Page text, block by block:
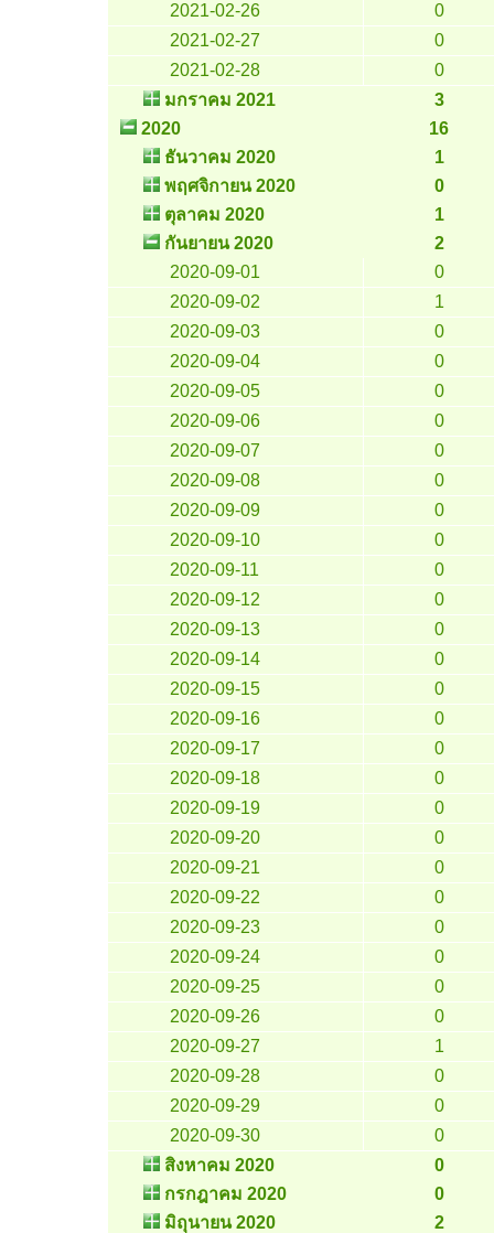
2021-02-26
0
2021-02-27
0
2021-02-28
0
มกราคม 2021
3
2020
16
ธันวาคม 2020
1
พฤศจิกายน 2020
0
ตุลาคม 2020
1
กันยายน 2020
2
2020-09-01
0
2020-09-02
1
2020-09-03
0
2020-09-04
0
2020-09-05
0
2020-09-06
0
2020-09-07
0
2020-09-08
0
2020-09-09
0
2020-09-10
0
2020-09-11
0
2020-09-12
0
2020-09-13
0
2020-09-14
0
2020-09-15
0
2020-09-16
0
2020-09-17
0
2020-09-18
0
2020-09-19
0
2020-09-20
0
2020-09-21
0
2020-09-22
0
2020-09-23
0
2020-09-24
0
2020-09-25
0
2020-09-26
0
2020-09-27
1
2020-09-28
0
2020-09-29
0
2020-09-30
0
สิงหาคม 2020
0
กรกฎาคม 2020
0
มิถุนายน 2020
2